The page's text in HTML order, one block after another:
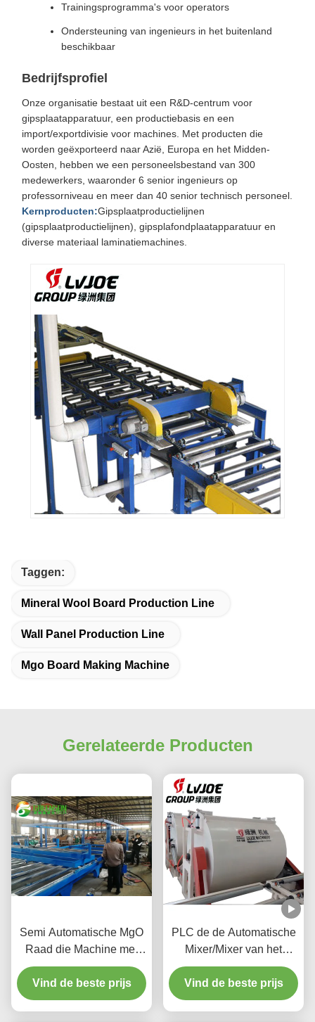
Trainingsprogramma's voor operators
Ondersteuning van ingenieurs in het buitenland
beschikbaar
Bedrijfsprofiel
Onze organisatie bestaat uit een R&D-centrum voor
gipsplaatapparatuur, een productiebasis en een
import/exportdivisie voor machines. Met producten die
worden geëxporteerd naar Azië, Europa en het Midden-
Oosten, hebben we een personeelsbestand van 300
medewerkers, waaronder 6 senior ingenieurs op
professorniveau en meer dan 40 senior technisch personeel.
Kernproducten:Gipsplaatproductielijnen
(gipsplaatproductielijnen), gipsplafondplaatapparatuur en
diverse materiaal laminatiemachines.
Taggen:
Mineral Wool Board Production Line
Wall Panel Production Line
Mgo Board Making Machine
Gerelateerde Producten
Semi Automatische MgO
Raad die Machine met
Lage Kosteniso
Certificatie maken
Vind de beste prijs
PLC de de Automatische
Mixer/Mixer van het
Controlesysteem voor
Glasvezelmgo Raad die
Machine maken
Vind de beste prijs